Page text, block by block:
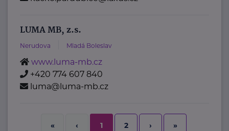
LUMA MB, z.s.
Nerudova Mladá Boleslav
www.luma-mb.cz
+420 774 607 840
luma@luma-mb.cz
« ‹ 1 2 › »